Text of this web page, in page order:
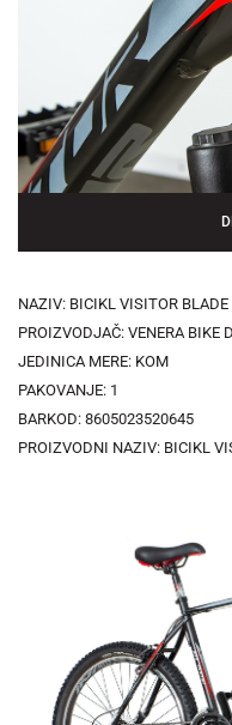
NAZIV: BICIKL VISITOR
PROIZVODJAČ: VENERA BIKE
JEDINICA MERE: KOM
PAKOVANJE: 1
BARKOD: 8605023520645
PROIZVODNI NAZIV: BICIKL